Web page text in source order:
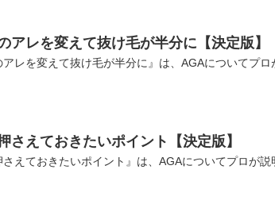
アレを変えて抜け毛が半分に【決定版】
アレを変えて抜け毛が半分に』は、AGAについてプ
さえておきたいポイント【決定版】
さえておきたいポイント』は、AGAについてプロが